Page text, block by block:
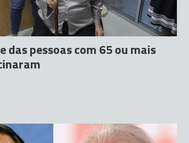
das pessoas com 65 ou mais